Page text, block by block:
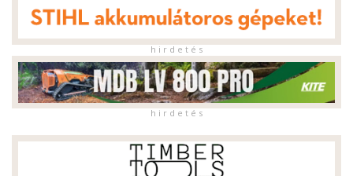
h i r d e t é s
h i r d e t é s